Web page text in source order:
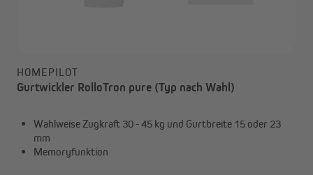
HOMEPILOT
Gurtwickler RolloTron pure (Typ nach Wahl)
Wahlweise Zugkraft 30 - 45 kg und Gurtbreite 15 oder 23
mm
Memoryfunktion